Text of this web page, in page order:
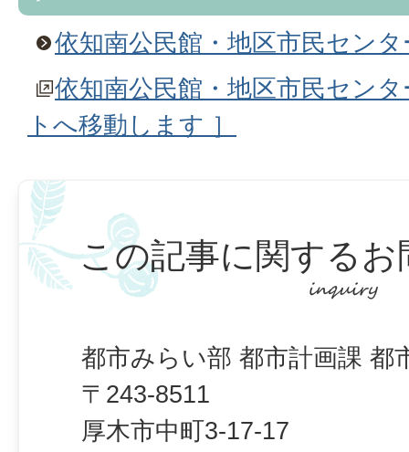
依知南公民館・地区市民センタ
依知南公民館・地区市民セン
トへ移動します ］
この記事に関するお
都市みらい部 都市計画課 都
〒243-8511
厚木市中町3-17-17